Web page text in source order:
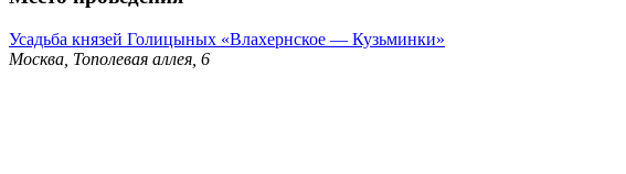
Усадьба князей Голицыных «Влахернское — Кузьминки»
Москва, Тополевая аллея, 6